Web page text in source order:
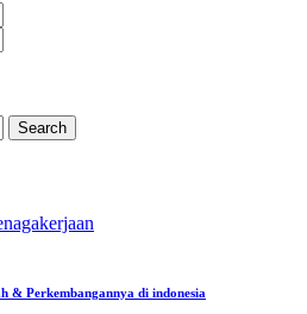
& Perkembangannya di indonesia